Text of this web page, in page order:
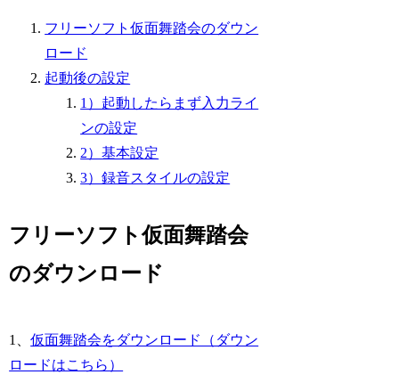
フリーソフト仮面舞踏会のダウン
ロード
起動後の設定
1）起動したらまず入力ライ
ンの設定
2）基本設定
3）録音スタイルの設定
フリーソフト仮面舞踏会
のダウンロード
1、仮面舞踏会をダウンロード（ダウン
ロードはこちら）